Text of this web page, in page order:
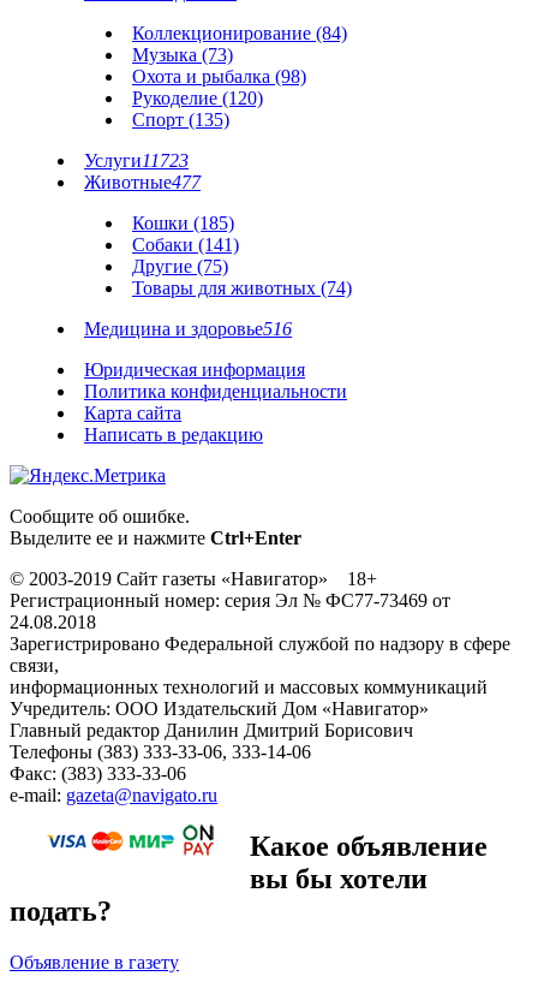
Коллекционирование (84)
Музыка (73)
Охота и рыбалка (98)
Рукоделие (120)
Спорт (135)
Услуги11723
Животные477
Кошки (185)
Собаки (141)
Другие (75)
Товары для животных (74)
Медицина и здоровье516
Юридическая информация
Политика конфиденциальности
Карта сайта
Написать в редакцию
Сообщите об ошибке.
Выделите ее и нажмите Ctrl+Enter
© 2003-2019 Сайт газеты «Навигатор» 18+
Регистрационный номер: серия Эл № ФС77-73469 от
24.08.2018
Зарегистрировано Федеральной службой по надзору в сфере
связи,
информационных технологий и массовых коммуникаций
Учредитель: ООО Издательский Дом «Навигатор»
Главный редактор Данилин Дмитрий Борисович
Телефоны (383) 333-33-06, 333-14-06
Факс: (383) 333-33-06
e-mail: gazeta@navigato.ru
Какое объявление
вы бы хотели
подать?
Объявление в газету